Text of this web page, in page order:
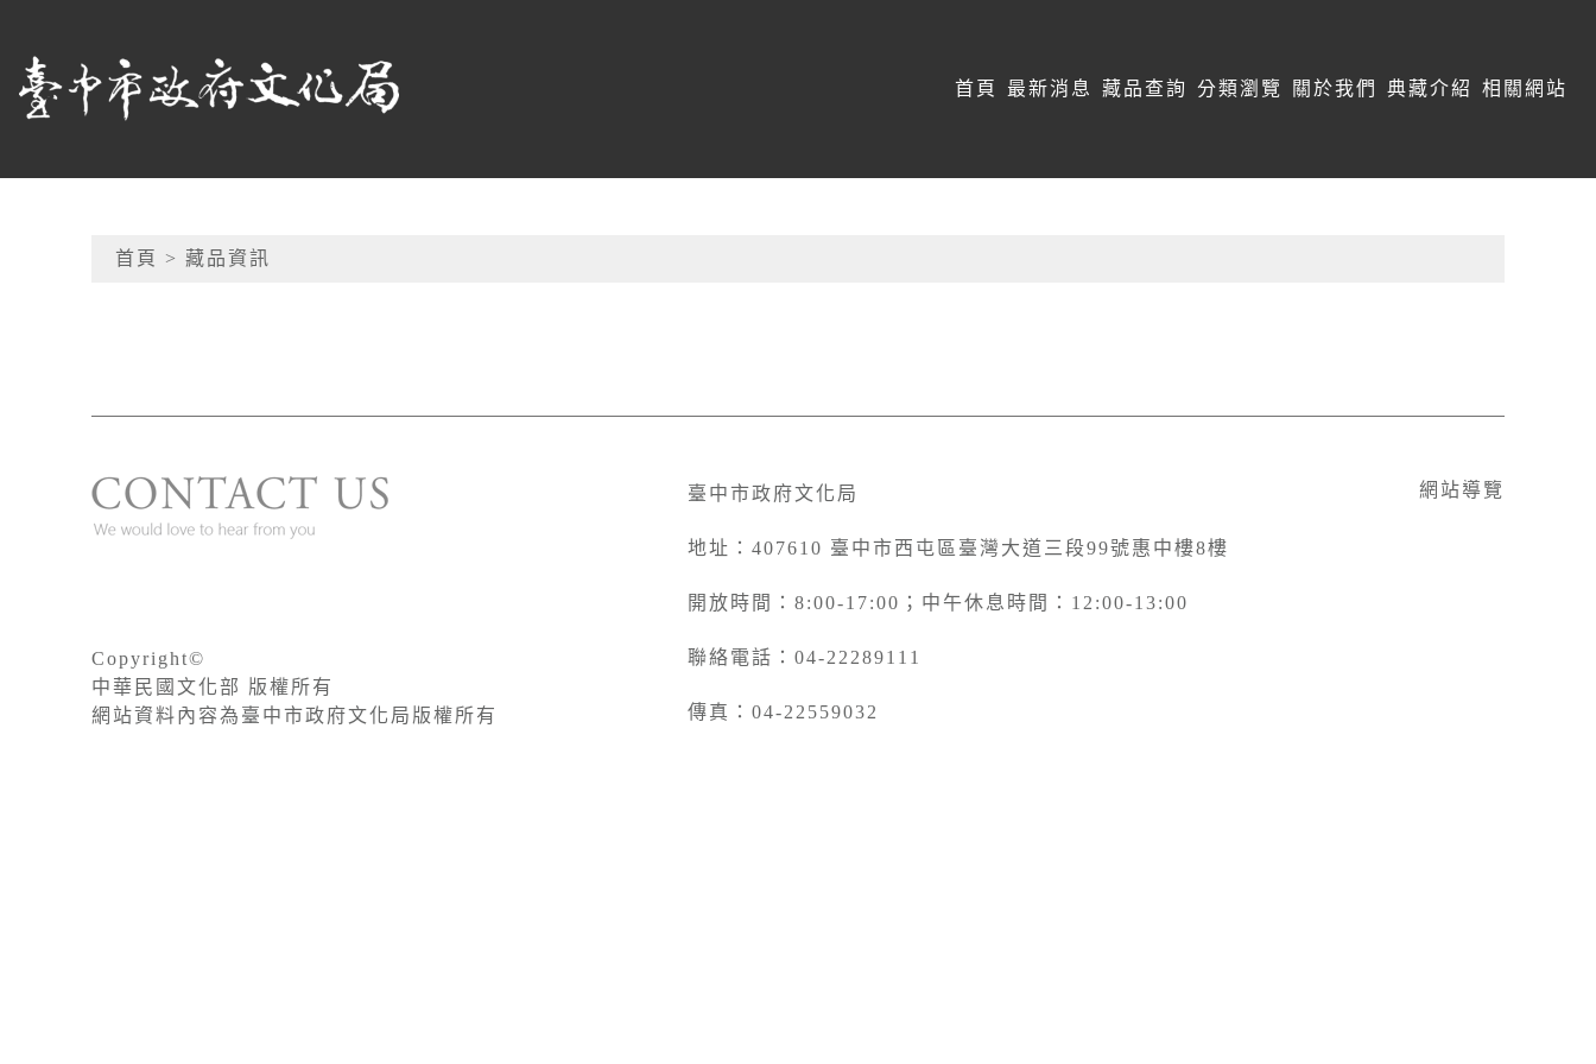
臺中市政府文化局
網頁導覽
首頁 最新消息 藏品查詢 分類瀏覽 關於我們 典藏介紹 相關網站
首頁 > 藏品資訊
Copyright©
中華民國文化部 版權所有
網站資料內容為臺中市政府文化局版權所有
臺中市政府文化局
地址：407610 臺中市西屯區臺灣大道三段99號惠中樓8樓
開放時間：8:00-17:00；中午休息時間：12:00-13:00
聯絡電話：04-22289111
傳真：04-22559032
網站導覽